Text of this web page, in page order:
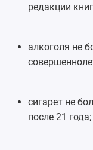
редакции
алкоголя не
сигарет не
после 21 года;